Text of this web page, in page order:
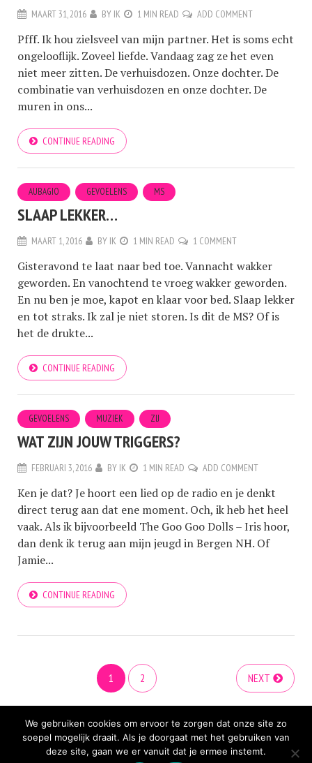
MAART 31, 2016 BY IK 1 MIN READ ADD COMMENT
Pfff. Ik hou zielsveel van mijn partner. Het is soms echt
ongelooflijk. Zoveel liefde. Vandaag zag ze het even
niet meer zitten. De verhuisdozen. Onze dochter. De
combinatie van verhuisdozen en onze dochter. De
muren in ons...
CONTINUE READING
AUBAGIO GEVOELENS MS
SLAAP LEKKER…
MAART 1, 2016 BY IK 1 MIN READ 1 COMMENT
Gisteravond te laat naar bed toe. Vannacht wakker
geworden. En vanochtend te vroeg wakker geworden.
En nu ben je moe, kapot en klaar voor bed. Slaap lekker
en tot straks. Ik zal je niet storen. Is dit de MS? Of is
het de drukte...
CONTINUE READING
GEVOELENS MUZIEK ZIJ
WAT ZIJN JOUW TRIGGERS?
FEBRUARI 3, 2016 BY IK 1 MIN READ ADD COMMENT
Ken je dat? Je hoort een lied op de radio en je denkt
direct terug aan dat ene moment. Och, ik heb het heel
vaak. Als ik bijvoorbeeld The Goo Goo Dolls – Iris hoor,
dan denk ik terug aan mijn jeugd in Bergen NH. Of
Jamie...
CONTINUE READING
1 2 NEXT
We gebruiken cookies om ervoor te zorgen dat onze site zo
soepel mogelijk draait. Als je doorgaat met het gebruiken van
deze site, gaan we er vanuit dat je ermee instemt.